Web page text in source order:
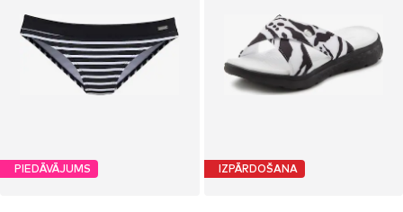
PIEDĀVĀJUMS IZPĀRDOŠANA